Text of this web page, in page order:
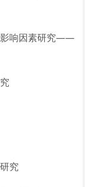
影响因素研究——
究